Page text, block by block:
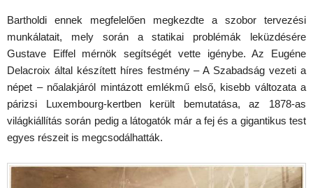
Bartholdi ennek megfelelően megkezdte a szobor tervezési
munkálatait, mely során a statikai problémák leküzdésére
Gustave Eiffel mérnök segítségét vette igénybe. Az Eugéne
Delacroix által készített híres festmény – A Szabadság vezeti a
népet – nőalakjáról mintázott emlékmű első, kisebb változata a
párizsi Luxembourg-kertben került bemutatása, az 1878-as
világkiállítás során pedig a látogatók már a fej és a gigantikus test
egyes részeit is megcsodálhatták.